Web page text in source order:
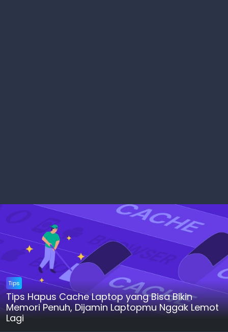
Tips
Tips Hapus Cache Laptop yang Bisa Bikin
Memori Penuh, Dijamin Laptopmu Nggak Lemot
Lagi